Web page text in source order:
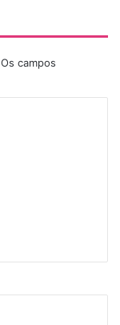
Os campos